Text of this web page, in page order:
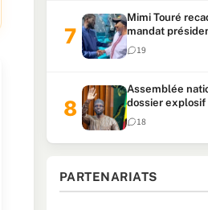
Mimi Touré
mandat
faire plus de
consécutifs de 5
19
Assemblée
dossier
du patrimoine
18
PARTENARIATS